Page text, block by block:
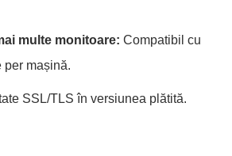
multe monitoare: Compatibil cu
per mașină.
SSL/TLS în versiunea plătită.